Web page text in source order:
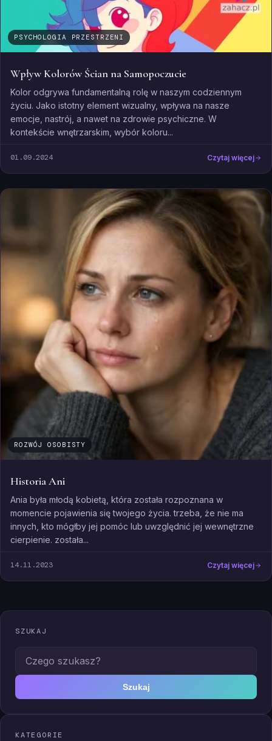
PSYCHOLOGIA PRZESTRZENI
Wpływ Kolorów Ścian na Samopoczucie
Kolor odgrywa fundamentalną rolę w naszym codziennym
życiu. Jako istotny element wizualny, wpływa na nasze
emocje, nastrój, a nawet na zdrowie psychiczne. W
kontekście wnętrzarskim, wybór koloru...
01.09.2024 Czytaj więcej
ROZWÓJ OSOBISTY
Historia Ani
Ania była młodą kobietą, która została rozpoznana w
momencie pojawienia się twojego życia. trzeba, że ​​nie ma
innych, kto mógłby jej pomóc lub uwzględnić jej wewnętrzne
cierpienie. została...
14.11.2023 Czytaj więcej
SZUKAJ
Czego szukasz?
Szukaj
KATEGORIE